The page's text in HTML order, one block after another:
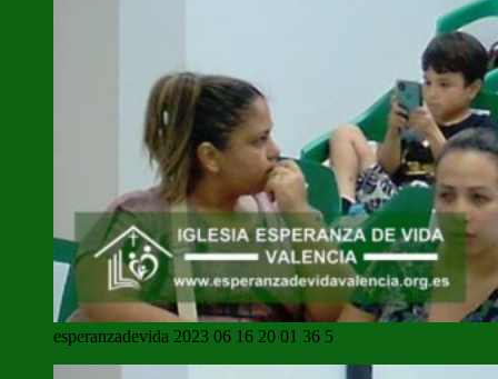
esperanzadevida 2023 06 16 20 01 36 5